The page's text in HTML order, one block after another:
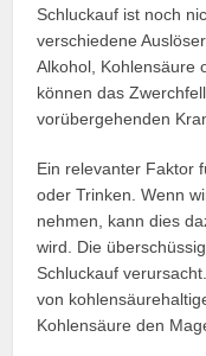
Schluckauf ist noch
verschiedene
Alkohol, Kohlensäure
können das
vorübergehenden
Ein relevanter Faktor
oder Trinken. Wenn
nehmen, kann dies
wird. Die
Schluckauf
von
Kohlensäure den